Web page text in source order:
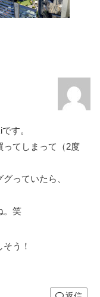
す。
ってしまって（2度
っていたら、
。笑
う！